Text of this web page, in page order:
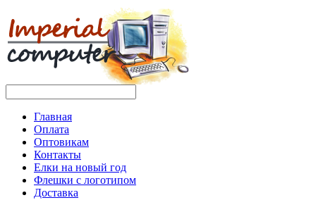
Главная
Оплата
Оптовикам
Контакты
Елки на новый год
Флешки с логотипом
Доставка